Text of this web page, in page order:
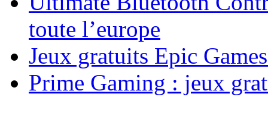
toute l’europe
Jeux gratuits Epic
Prime Gaming : jeux